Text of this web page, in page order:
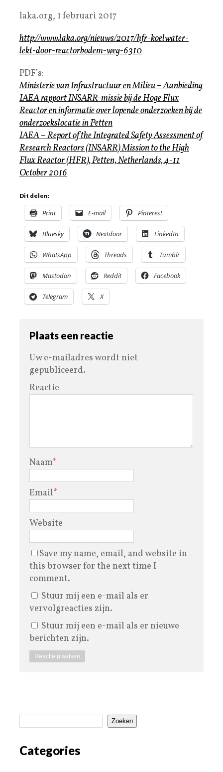
laka.org, 1 februari 2017
http://www.laka.org/nieuws/2017/hfr-koelwater-
lekt-door-reactorbodem-weg-6310
PDF’s:
Ministerie van Infrastructuur en Milieu – Aanbieding
IAEA rapport INSARR-missie bij de Hoge Flux
Reactor en informatie over lopende onderzoeken bij de
onderzoekslocatie in Petten
IAEA – Report of the Integrated Safety Assessment of
Research Reactors (INSARR) Mission to the High
Flux Reactor (HFR), Petten, Netherlands, 4-11
October 2016
Dit delen:
Print E-mail Pinterest
Bluesky Nextdoor LinkedIn
WhatsApp Threads Tumblr
Mastodon Reddit Facebook
Telegram X
Plaats een reactie
Uw e-mailadres wordt niet
gepubliceerd.
Reactie
Naam*
Email*
Website
Save my name, email, and website in
this browser for the next time I
comment.
Stuur mij een e-mail als er
vervolgreacties zijn.
Stuur mij een e-mail als er nieuwe
berichten zijn.
Zoeken
Categories